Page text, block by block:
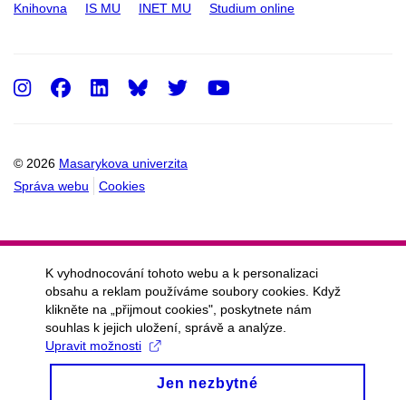
Knihovna IS MU INET MU Studium online
© 2026 Masarykova univerzita
Správa webu
Cookies
Instagram
Facebook
LinkedInTwitter
K vyhodnocování tohoto webu a k personalizaci
obsahu a reklam používáme soubory cookies. Když
klikněte na „přijmout cookies", poskytnete nám
souhlas k jejich uložení, správě a analýze.
Upravit možnosti
Jen nezbytné